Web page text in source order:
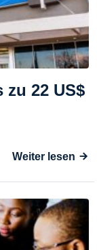
zu 22 US$
Weiter lesen